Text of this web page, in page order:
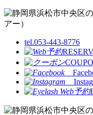
tel.053-443-8776